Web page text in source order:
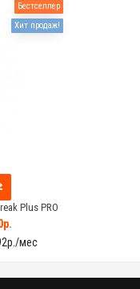
Бестселлер
Хит продаж!
Plus PRO
мес